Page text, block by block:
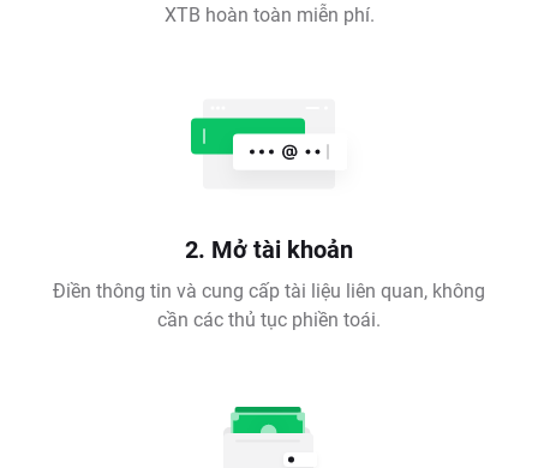
XTB hoàn toàn miễn phí.
2. Mở tài khoản
Điền thông tin và cung cấp tài liệu liên quan, không
cần các thủ tục phiền toái.